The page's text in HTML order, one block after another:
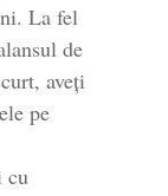
La fel
de
aveți
pe
cu